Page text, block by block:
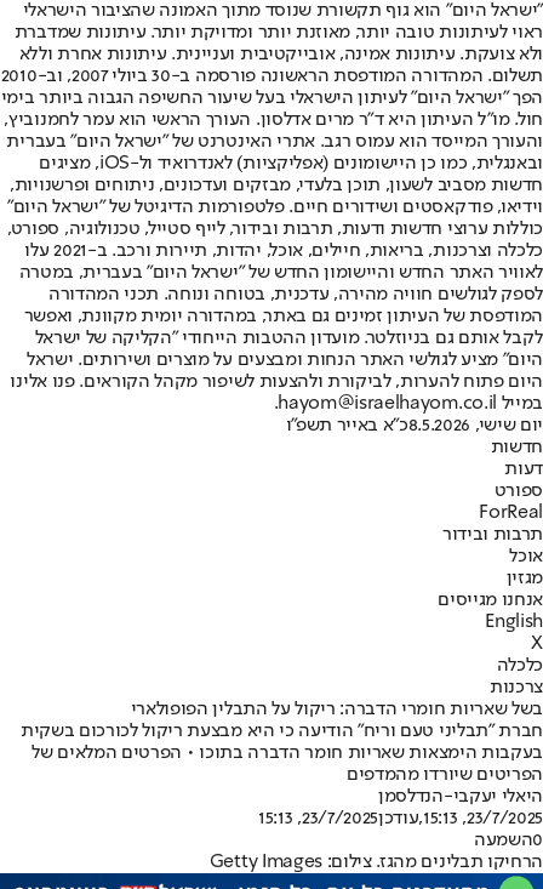
"ישראל היום" הוא גוף תקשורת שנוסד מתוך האמונה שהציבור הישראלי
ראוי לעיתונות טובה יותר, מאוזנת יותר ומדויקת יותר. עיתונות שמדברת
ולא צועקת. עיתונות אמינה, אובייקטיבית ועניינית. עיתונות אחרת וללא
תשלום. המהדורה המודפסת הראשונה פורסמה ב-30 ביולי 2007, וב-2010
הפך "ישראל היום" לעיתון הישראלי בעל שיעור החשיפה הגבוה ביותר בימי
חול. מו"ל העיתון היא ד"ר מרים אדלסון. העורך הראשי הוא עמר לחמנוביץ,
והעורך המייסד הוא עמוס רגב. אתרי האינטרנט של "ישראל היום" בעברית
ובאנגלית, כמו כן היישומונים (אפליקציות) לאנדרואיד ול-iOS, מציגים
חדשות מסביב לשעון, תוכן בלעדי, מבזקים ועדכונים, ניתוחים ופרשנויות,
וידיאו, פודקאסטים ושידורים חיים. פלטפורמות הדיגיטל של "ישראל היום"
כוללות ערוצי חדשות ודעות, תרבות ובידור, לייף סטייל, טכנולוגיה, ספורט,
כלכלה וצרכנות, בריאות, חיילים, אוכל, יהדות, תיירות ורכב. ב-2021 עלו
לאוויר האתר החדש והיישומון החדש של "ישראל היום" בעברית, במטרה
לספק לגולשים חוויה מהירה, עדכנית, בטוחה ונוחה. תכני המהדורה
המודפסת של העיתון זמינים גם באתר, במהדורה יומית מקוונת, ואפשר
לקבל אותם גם בניוזלטר. מועדון ההטבות הייחודי "הקליקה של ישראל
היום" מציע לגולשי האתר הנחות ומבצעים על מוצרים ושירותים. ישראל
היום פתוח להערות, לביקורת ולהצעות לשיפור מקהל הקוראים. פנו אלינו
במייל hayom@israelhayom.co.il.
יום שישי, 8.5.2026
כ"א באייר תשפ"ו
חדשות
דעות
ספורט
ForReal
תרבות ובידור
אוכל
מגזין
אנחנו מגייסים
English
X
כלכלה
צרכנות
בשל שאריות חומרי הדברה: ריקול על התבלין הפופולארי
חברת "תבליני טעם וריח" הודיעה כי היא מבצעת ריקול לכורכום בשקית
בעקבות הימצאות שאריות חומר הדברה בתוכו • הפרטים המלאים של
הפריטים שיורדו מהמדפים
היאלי יעקבי-הנדלסמן
23/7/2025, 15:13
,עודכן23/7/2025, 15:13
0השמעה
הרחיקו תבלינים מהגז. צילום: Getty Images